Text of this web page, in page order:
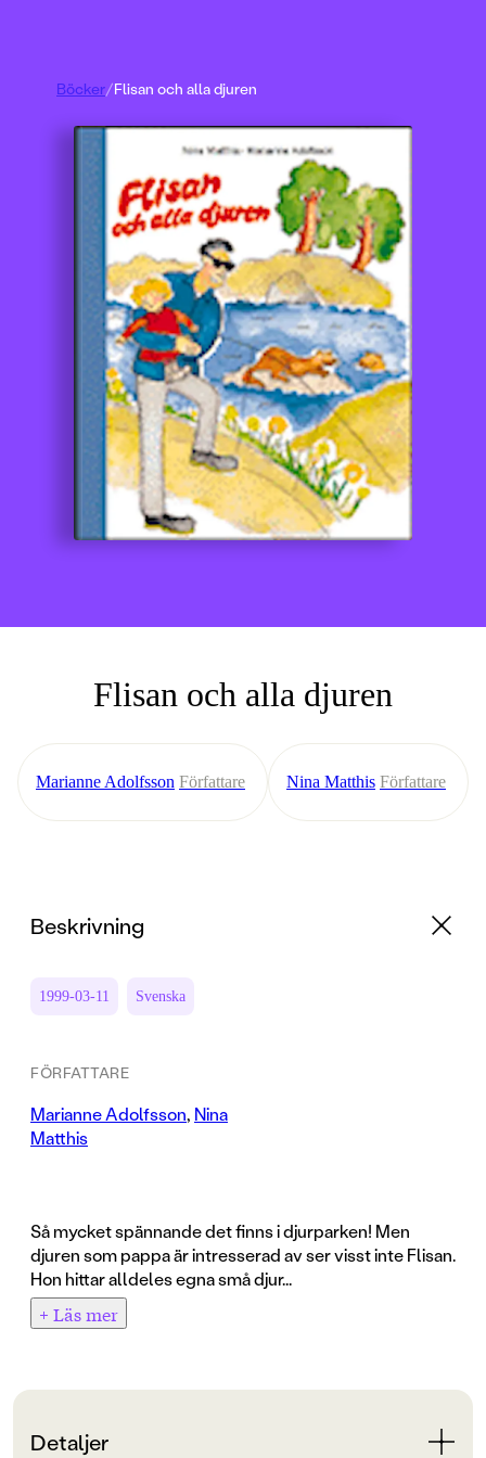
Flisan och alla djuren
Marianne Adolfsson Författare Nina Matthis Författare
Böcker/Flisan och alla djuren
Beskrivning
1999-03-11 Svenska
FÖRFATTARE
Marianne Adolfsson, Nina
Matthis
Så mycket spännande det finns i djurparken! Men
djuren som pappa är intresserad av ser visst inte Flisan.
Hon hittar alldeles egna små djur...
+ Läs mer
Detaljer